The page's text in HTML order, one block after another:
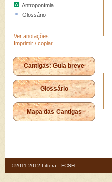
Antroponímia
Glossário
Ver anotações
Imprimir / copiar
Cantigas: Guia breve
Glossário
Mapa das Cantigas
©2011-2012 Littera - FCSH